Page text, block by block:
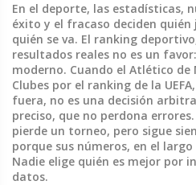
En el deporte, las estadísticas,
éxito y el fracaso deciden quién
quién se va. El ranking deportivo
resultados reales no es un
moderno. Cuando el Atlético
Clubes por el ranking de la
fuera, no es una decisión
preciso, que no perdona
pierde un torneo, pero sigue
porque sus números, en el
Nadie elige quién es mejor por
datos.